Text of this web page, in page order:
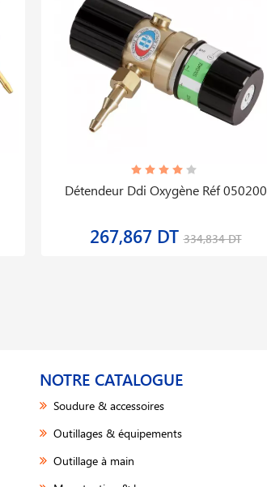
Détendeur Ddi Oxygène Réf 050200
267,867 DT334,834 DT
NOTRE CATALOGUE
Soudure & accessoires
Outillages & équipements
Outillage à main